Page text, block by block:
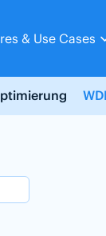
& Use Cases